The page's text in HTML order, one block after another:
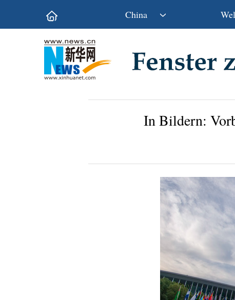
China
Wirtschaft
Kultur&Reise
In Bildern: